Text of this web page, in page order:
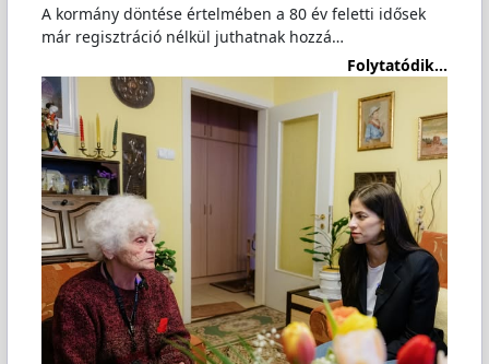
A kormány döntése értelmében a 80 év feletti idősek
már regisztráció nélkül juthatnak hozzá…
Folytatódik...